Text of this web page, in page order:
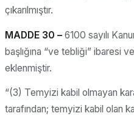
çıkarılmıştır.
MADDE 30 – 6100 sayılı
başlığına “ve tebliği” ibaresi
eklenmiştir.
“(3) Temyizi kabil olmayan
tarafından; temyizi kabil olan